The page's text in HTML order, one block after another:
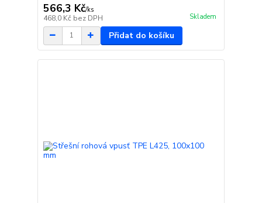
566,3 Kč/ks
468,0 Kč bez DPH Skladem
Přidat do košíku